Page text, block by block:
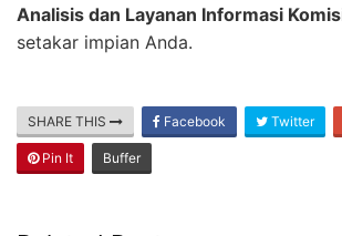
Analisis dan Layanan Informasi
setakar impian Anda.
SHARE THIS Facebook Twitter
Pin It Buffer